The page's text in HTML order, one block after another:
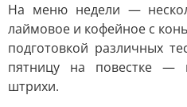
На меню недели —
лаймовое и кофейное с
подготовкой различных
пятницу на повестке —
штрихи.